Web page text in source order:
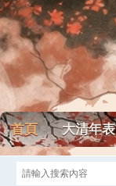
首頁 大清年表